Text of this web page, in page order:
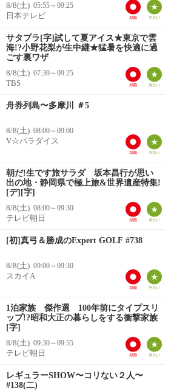
8/8(土) 05:55～09:25
日本テレビ
サタプラ[字]試して夏アイス★東京で雲
海!?小野花梨が生中継★猛暑を快適に過
ごす裏ワザ
8/8(土) 07:30～09:25
TBS
舟券列島〜多摩川 ＃5
8/8(土) 08:00～09:00
V☆パラダイス
朝だ!生です旅サラダ 坂本昌行が思い
出の地・静岡県で極上旅&世界遺産特集!
[デ][字]
8/8(土) 08:00～09:30
テレビ朝日
[初]真弓＆勝成のExpert GOLF #738
8/8(土) 09:00～09:30
スカイA
1泊家族 傑作選 100年前にタイプスリ
ップ!?昭和大正の暮らしをする衝撃家族
[字]
8/8(土) 09:30～09:55
テレビ朝日
レギュラーSHOW〜コリない２人〜
#138(二)